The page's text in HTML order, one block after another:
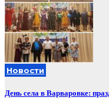
Новости
День села в Варваровке: